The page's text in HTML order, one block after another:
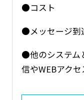
●コスト
●メッセージ到
●他のシステム
信やWEBアクセ